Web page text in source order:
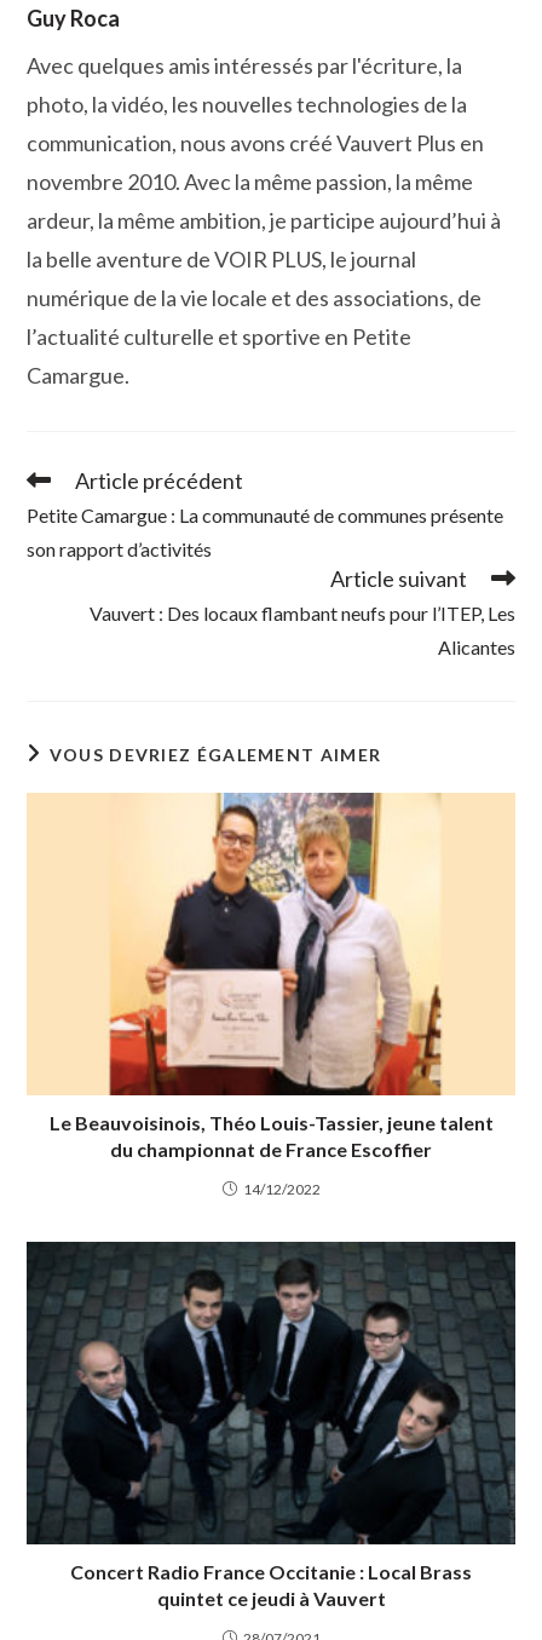
Guy Roca
Avec quelques amis intéressés par l'écriture, la
photo, la vidéo, les nouvelles technologies de la
communication, nous avons créé Vauvert Plus en
novembre 2010. Avec la même passion, la même
ardeur, la même ambition, je participe aujourd’hui à
la belle aventure de VOIR PLUS, le journal
numérique de la vie locale et des associations, de
l’actualité culturelle et sportive en Petite
Camargue.
Read
articles
Article précédent
Petite Camargue : La communauté de communes présente
son rapport d’activités
Article suivant
Vauvert : Des locaux flambant neufs pour l’ITEP, Les
Alicantes
VOUS DEVRIEZ ÉGALEMENT AIMER
Le Beauvoisinois, Théo Louis-Tassier, jeune talent
du championnat de France Escoffier
14/12/2022
Concert Radio France Occitanie : Local Brass
quintet ce jeudi à Vauvert